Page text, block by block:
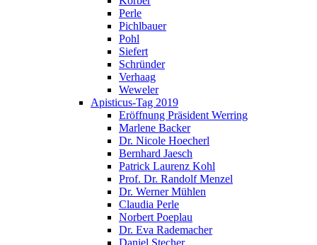
Perle
Pichlbauer
Pohl
Siefert
Schründer
Verhaag
Weweler
Apisticus-Tag 2019
Eröffnung Präsident Werring
Marlene Backer
Dr. Nicole Hoecherl
Bernhard Jaesch
Patrick Laurenz Kohl
Prof. Dr. Randolf Menzel
Dr. Werner Mühlen
Claudia Perle
Norbert Poeplau
Dr. Eva Rademacher
Daniel Stecher